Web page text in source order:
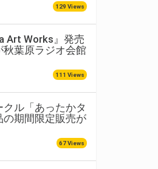
129 Views
Art Works』発売
秋葉原ラジオ会館
111 Views
ル「あったかタ
の期間限定販売が
67 Views